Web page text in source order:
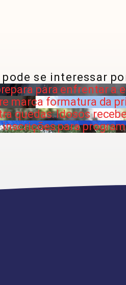
se interessar
para enfrentar a
marca formatura da
quedas: Idosos
inscrições para